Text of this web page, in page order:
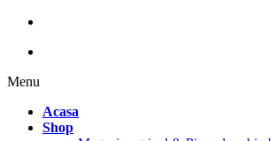
Menu
Acasa
Shop